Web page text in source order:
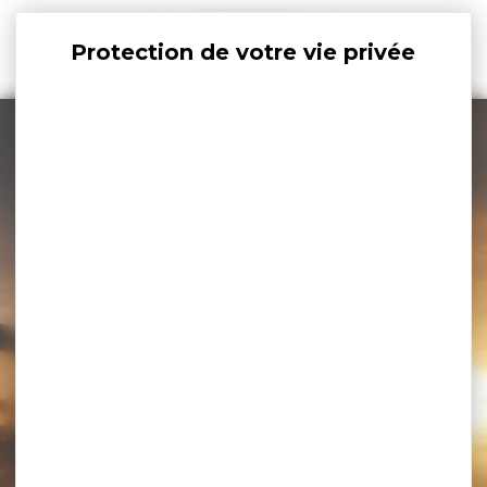
Panneau de gestion des cookies